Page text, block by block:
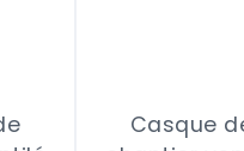
Casque